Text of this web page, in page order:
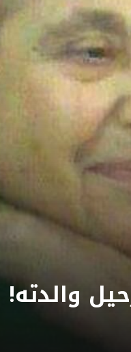
والدته!